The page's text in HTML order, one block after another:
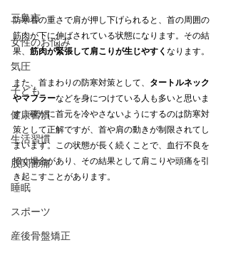
三島市
女性のお悩み
気圧
子ども
健康習慣
生活習慣
股関節痛
睡眠
スポーツ
産後骨盤矯正
防寒着の重さで肩が押し下げられると、首の周囲の
筋肉が下に伸ばされている状態になります。その結
果、 筋肉が緊張して肩こりが生じやすく なります。
また、首まわりの防寒対策として、 タートルネック
やマフラーなどを身につけている人も多いと思いま
す。確かに首元を冷やさないようにするのは防寒対
策として正解ですが、首や肩の動きが制限されてし
まいます。この状態が長く続くことで、血行不良を
招く場合があり、その結果として肩こりや頭痛を引
き起こすことがあります。